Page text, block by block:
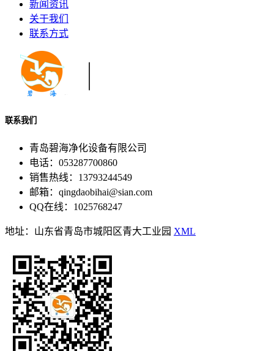
新闻资讯
关于我们
联系方式
联系我们
青岛碧海净化设备有限公司
电话：053287700860
销售热线：13793244549
邮箱：qingdaobihai@sian.com
QQ在线：1025768247
地址：山东省青岛市城阳区青大工业园 XML